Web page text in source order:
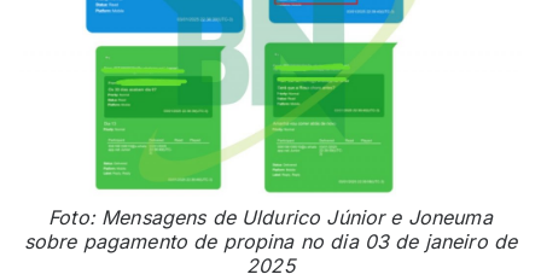
Foto: Mensagens de Uldurico Júnior e Joneuma
sobre pagamento de propina no dia 03 de janeiro de
2025